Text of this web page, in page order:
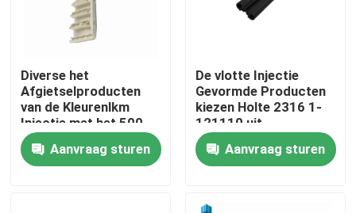
Huis
Diverse het
Afgietselproducten
van de Kleurenlkm
Injectie met het 500
Vormleven
Aanvraag sturen
De vlotte Injectie
Gevormde Producten
kiezen Holte 2316 1-
121110 uit
Aanvraag sturen